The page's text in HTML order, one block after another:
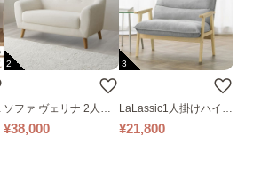
2
ソファ ヴェリナ 2人掛
け
¥38,000
3
LaLassic1人掛けハイバ
ックソファ ワイド
¥21,800